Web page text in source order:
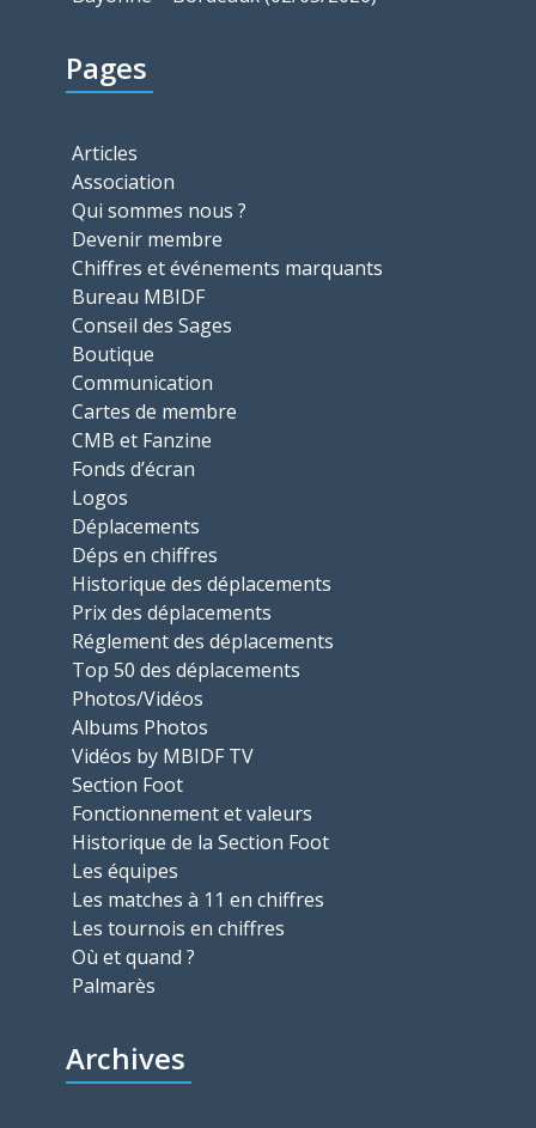
Pages
Articles
Association
Qui sommes nous ?
Devenir membre
Chiffres et événements marquants
Bureau MBIDF
Conseil des Sages
Boutique
Communication
Cartes de membre
CMB et Fanzine
Fonds d’écran
Logos
Déplacements
Déps en chiffres
Historique des déplacements
Prix des déplacements
Réglement des déplacements
Top 50 des déplacements
Photos/Vidéos
Albums Photos
Vidéos by MBIDF TV
Section Foot
Fonctionnement et valeurs
Historique de la Section Foot
Les équipes
Les matches à 11 en chiffres
Les tournois en chiffres
Où et quand ?
Palmarès
Archives